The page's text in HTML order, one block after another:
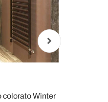
colorato Winter